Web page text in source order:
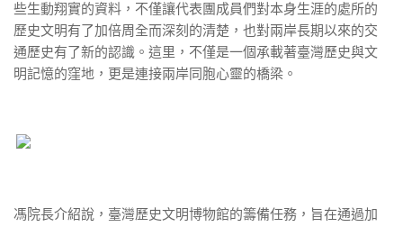
些生動翔實的資料，不僅讓代表團成員們對本身生涯的處所的
歷史文明有了加倍周全而深刻的清楚，也對兩岸長期以來的交
通歷史有了新的認識。這里，不僅是一個承載著臺灣歷史與文
明記憶的窪地，更是連接兩岸同胞心靈的橋梁。
馮院長介紹說，臺灣歷史文明博物館的籌備任務，旨在通過加